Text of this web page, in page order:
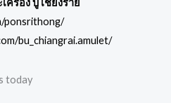
ครื่อง บู เชียงราย
ponsrithong/
bu_chiangrai.amulet/
today